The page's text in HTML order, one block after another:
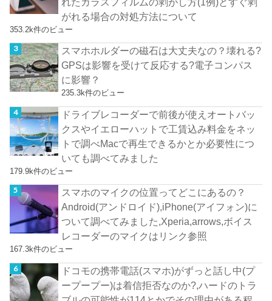
がれる場合の対処方法について
353.2k件のビュー
スマホホルダーの磁石は大丈夫なの？壊れる?
GPSは影響を受けて反応する?電子コンパス
に影響？
235.3k件のビュー
ドライブレコーダーで前後が使えオートバッ
クスやイエローハットで工賃込み料金をネッ
トで調べMacで再生できるかとか必要性につ
いても調べてみました
179.9k件のビュー
スマホのマイクの位置ってどこにあるの？
Android(アンドロイド),iPhone(アイフォン)に
ついて調べてみました,Xperia,arrows,ボイス
レコーダーのマイクはリンク参照
167.3k件のビュー
ドコモの携帯電話(スマホ)がずっと話し中(プ
ープープー)は着信拒否なのか?,ハードのトラ